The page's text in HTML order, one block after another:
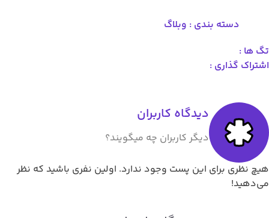
دسته بندی : وبلاگ
ها :
گذاری :
دیدگاه کاربران
دیگر کاربران چه میگویند؟
نظری برای این پست وجود ندارد. اولین نفری باشید که نظر